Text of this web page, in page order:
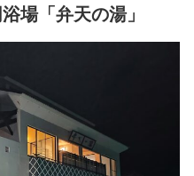
場「弁天の湯」